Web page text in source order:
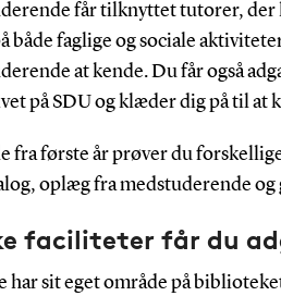
får tilknyttet tutorer, der
både faglige og sociale
at kende. Du får også
på SDU og klæder dig på til at
fra første år prøver du
oplæg fra medstuderende
faciliteter får du
har sit eget område på